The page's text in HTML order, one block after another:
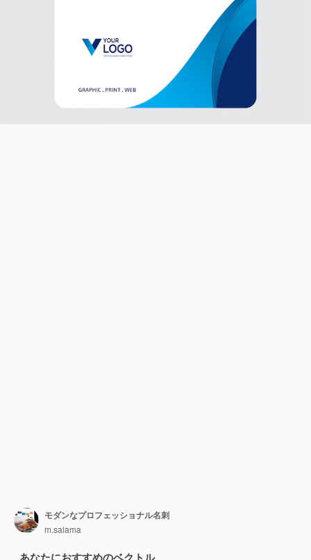
モダンなプロフェッショナル名刺
m.salama